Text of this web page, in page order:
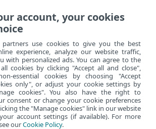
> ESET Management에이전트
트 보기
account, your cookies
use cookies to give you the best
experience, analyze our website traffic,
with personalized ads. You can agree to the
cookies by clicking "Accept all and close",
essential cookies by choosing "Accept
only", or adjust your cookie settings by
cookies". You also have the right to
consent or change your cookie preferences
the "Manage cookies" link in our website
account settings (if available). For more
ourCookie Policy.